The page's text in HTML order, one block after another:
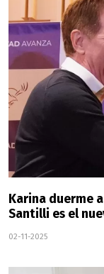
Karina duerme
Santilli es el
02-11-2025